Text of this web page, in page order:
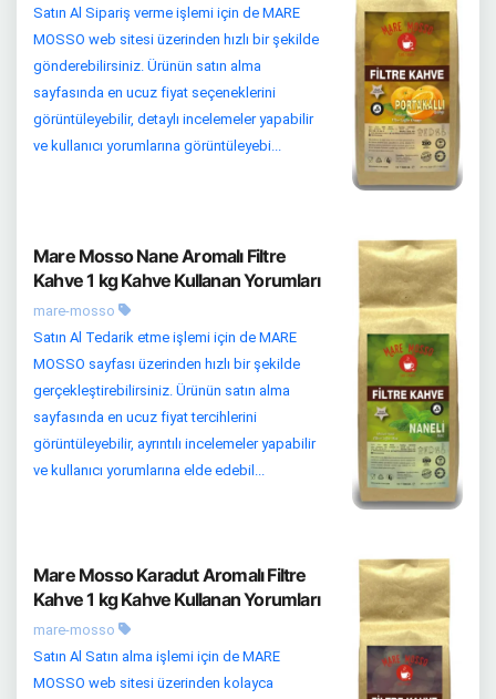
Satın Al Sipariş verme işlemi için de MARE
MOSSO web sitesi üzerinden hızlı bir şekilde
gönderebilirsiniz. Ürünün satın alma
sayfasında en ucuz fiyat seçeneklerini
görüntüleyebilir, detaylı incelemeler yapabilir
ve kullanıcı yorumlarına görüntüleyebi...
Mare Mosso Nane Aromalı Filtre
Kahve 1 kg Kahve Kullanan Yorumları
mare-mosso
Satın Al Tedarik etme işlemi için de MARE
MOSSO sayfası üzerinden hızlı bir şekilde
gerçekleştirebilirsiniz. Ürünün satın alma
sayfasında en ucuz fiyat tercihlerini
görüntüleyebilir, ayrıntılı incelemeler yapabilir
ve kullanıcı yorumlarına elde edebil...
Mare Mosso Karadut Aromalı Filtre
Kahve 1 kg Kahve Kullanan Yorumları
mare-mosso
Satın Al Satın alma işlemi için de MARE
MOSSO web sitesi üzerinden kolayca